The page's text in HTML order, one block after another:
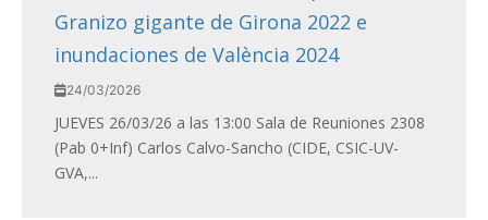
Granizo gigante de Girona 2022 e
inundaciones de València 2024
24/03/2026
JUEVES 26/03/26 a las 13:00 Sala de Reuniones 2308
(Pab 0+Inf) Carlos Calvo-Sancho (CIDE, CSIC-UV-
GVA,...